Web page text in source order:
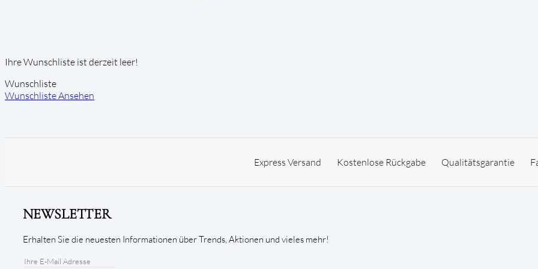
Ihre Wunschliste ist derzeit leer!
Wunschliste
Wunschliste Ansehen
Express Versand Kostenlose Rückgabe Qualitätsgarantie
NEWSLETTER
Erhalten Sie die neuesten Informationen über Trends, Aktionen und vieles mehr!